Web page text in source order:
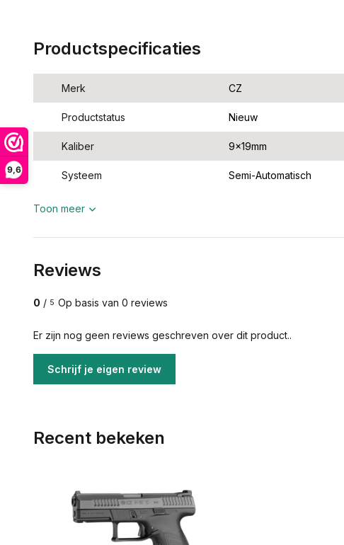
9,6
Productspecificaties
Merk CZ
Productstatus Nieuw
Kaliber 9x19mm
Systeem Semi-Automatisch
Toon meer
Reviews
0 / 5 Op basis van 0 reviews
Er zijn nog geen reviews geschreven over dit product..
Schrijf je eigen review
Recent bekeken